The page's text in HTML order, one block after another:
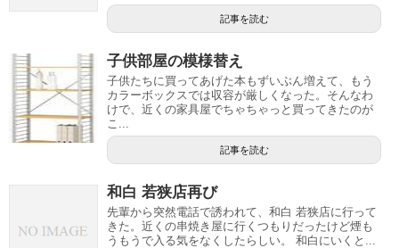
記事を読む
子供部屋の模様替え
子供たちに買ってあげた本もずいぶん増えて、もう
カラーボックスでは収容が厳しくなった。そんなわ
けで、近くの家具屋でちゃちゃっと買ってきたのが
こ...
記事を読む
和白 若狭店再び
先輩から突然電話で誘われて、和白 若狭店に行って
きた。近くの串焼き屋に行くつもりだったけど煙も
うもうで入る気をなくしたらしい。 和白にいくと...